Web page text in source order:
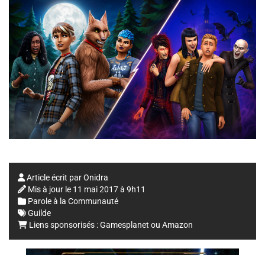
Article écrit parOnidra
Mis à jour le 11 mai 2017 à 9h11
Parole à la Communauté
Guilde
Liens sponsorisés :Gamesplanet ou Amazon